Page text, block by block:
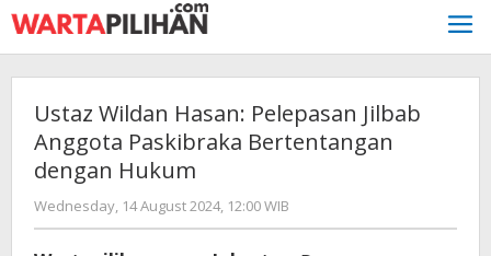
Skip
to
content
Ustaz Wildan Hasan: Pelepasan Jilbab
Anggota Paskibraka Bertentangan
dengan Hukum
Wednesday, 14 August 2024, 12:00 WIB
Adi